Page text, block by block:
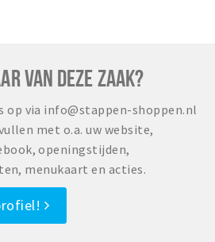
VAN DEZE ZAAK?
op via info@stappen-shoppen.nl
met o.a. uw website,
openingstijden,
menukaart en acties.